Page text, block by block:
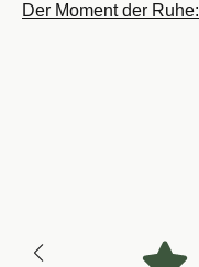
Der Moment der Ruhe: